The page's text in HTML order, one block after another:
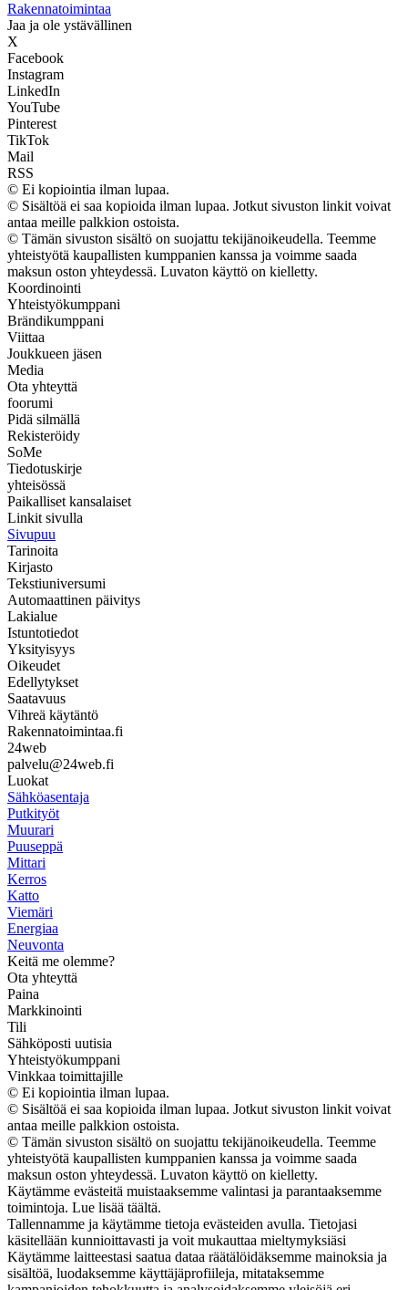
Rakennatoimintaa
Jaa ja ole ystävällinen
X
Facebook
Instagram
LinkedIn
YouTube
Pinterest
TikTok
Mail
RSS
© Ei kopiointia ilman lupaa.
© Sisältöä ei saa kopioida ilman lupaa. Jotkut sivuston linkit voivat
antaa meille palkkion ostoista.
© Tämän sivuston sisältö on suojattu tekijänoikeudella. Teemme
yhteistyötä kaupallisten kumppanien kanssa ja voimme saada
maksun oston yhteydessä. Luvaton käyttö on kielletty.
Koordinointi
Yhteistyökumppani
Brändikumppani
Viittaa
Joukkueen jäsen
Media
Ota yhteyttä
foorumi
Pidä silmällä
Rekisteröidy
SoMe
Tiedotuskirje
yhteisössä
Paikalliset kansalaiset
Linkit sivulla
Sivupuu
Tarinoita
Kirjasto
Tekstiuniversumi
Automaattinen päivitys
Lakialue
Istuntotiedot
Yksityisyys
Oikeudet
Edellytykset
Saatavuus
Vihreä käytäntö
Rakennatoimintaa.fi
24web
palvelu@24web.fi
Luokat
Sähköasentaja
Putkityöt
Muurari
Puuseppä
Mittari
Kerros
Katto
Viemäri
Energiaa
Neuvonta
Keitä me olemme?
Ota yhteyttä
Paina
Markkinointi
Tili
Sähköposti uutisia
Yhteistyökumppani
Vinkkaa toimittajille
© Ei kopiointia ilman lupaa.
© Sisältöä ei saa kopioida ilman lupaa. Jotkut sivuston linkit voivat
antaa meille palkkion ostoista.
© Tämän sivuston sisältö on suojattu tekijänoikeudella. Teemme
yhteistyötä kaupallisten kumppanien kanssa ja voimme saada
maksun oston yhteydessä. Luvaton käyttö on kielletty.
Käytämme evästeitä muistaaksemme valintasi ja parantaaksemme
toimintoja. Lue lisää täältä.
Tallennamme ja käytämme tietoja evästeiden avulla. Tietojasi
käsitellään kunnioittavasti ja voit mukauttaa mieltymyksiäsi
Käytämme laitteestasi saatua dataa räätälöidäksemme mainoksia ja
sisältöä, luodaksemme käyttäjäprofiileja, mitataksemme